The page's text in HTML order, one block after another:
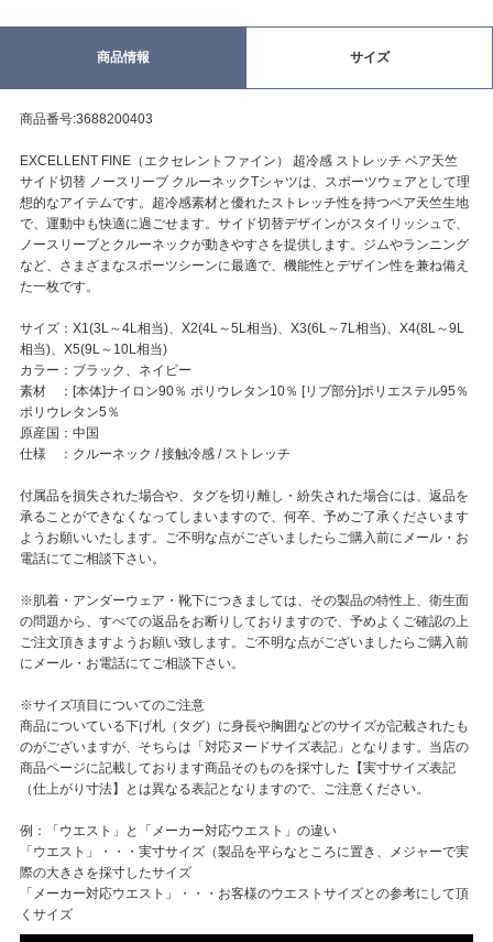
商品情報 サイズ
商品番号:3688200403
EXCELLENT FINE（エクセレントファイン） 超冷感 ストレッチ ベア天竺
サイド切替 ノースリーブ クルーネックTシャツは、スポーツウェアとして理
想的なアイテムです。超冷感素材と優れたストレッチ性を持つベア天竺生地
で、運動中も快適に過ごせます。サイド切替デザインがスタイリッシュで、
ノースリーブとクルーネックが動きやすさを提供します。ジムやランニング
など、さまざまなスポーツシーンに最適で、機能性とデザイン性を兼ね備え
た一枚です。
サイズ：X1(3L～4L相当)、X2(4L～5L相当)、X3(6L～7L相当)、X4(8L～9L
相当)、X5(9L～10L相当)
カラー：ブラック、ネイビー
素材 ：[本体]ナイロン90％ ポリウレタン10％ [リブ部分]ポリエステル95％
ポリウレタン5％
原産国：中国
仕様 ：クルーネック / 接触冷感 / ストレッチ
付属品を損失された場合や、タグを切り離し・紛失された場合には、返品を
承ることができなくなってしまいますので、何卒、予めご了承くださいます
ようお願いいたします。ご不明な点がございましたらご購入前にメール・お
電話にてご相談下さい。
※肌着・アンダーウェア・靴下につきましては、その製品の特性上、衛生面
の問題から、すべての返品をお断りしておりますので、予めよくご確認の上
ご注文頂きますようお願い致します。ご不明な点がございましたらご購入前
にメール・お電話にてご相談下さい。
※サイズ項目についてのご注意
商品についている下げ札（タグ）に身長や胸囲などのサイズが記載されたも
のがございますが、そちらは「対応ヌードサイズ表記」となります。当店の
商品ページに記載しております商品そのものを採寸した【実寸サイズ表記
（仕上がり寸法】とは異なる表記となりますので、ご注意ください。
例：「ウエスト」と「メーカー対応ウエスト」の違い
「ウエスト」・・・実寸サイズ（製品を平らなところに置き、メジャーで実
際の大きさを採寸したサイズ
「メーカー対応ウエスト」・・・お客様のウエストサイズとの参考にして頂
くサイズ